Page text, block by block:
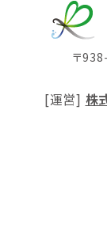
〒
[運営] 株